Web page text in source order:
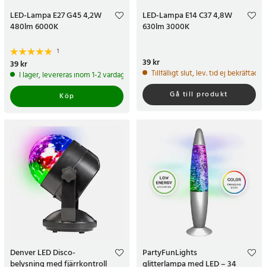
LED-Lampa E27 G45 4,2W
480lm 6000K
1
Pris:
39 kr
I lager, levereras inom 1-2 vardagar
Köp
LED-Lampa E14 C37 4,8W
630lm 3000K
Pris:
39 kr
Tillfälligt slut, lev. tid ej bekräftad.
Gå till produkt
Denver LED Disco-
PartyFunLights